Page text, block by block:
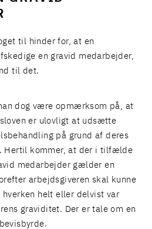
til hinder for, at en
en gravid medarbejder,
til det.
dog være opmærksom på, at
er ulovligt at udsætte
på grund af deres
Hertil kommer, at der i tilfælde
medarbejder gælder en
arbejdsgiveren skal kunne
hverken helt eller delvist var
graviditet. Der er tale om en